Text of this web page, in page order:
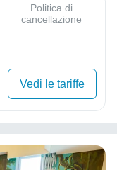
Politica di
cancellazione
Vedi le tariffe